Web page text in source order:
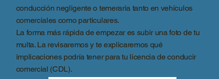
conducción negligente o temeraria tanto en vehículos
comerciales como particulares.
La forma más rápida de empezar es subir una foto de tu
multa. La revisaremos y te explicaremos qué
implicaciones podría tener para tu licencia de conducir
comercial (CDL).